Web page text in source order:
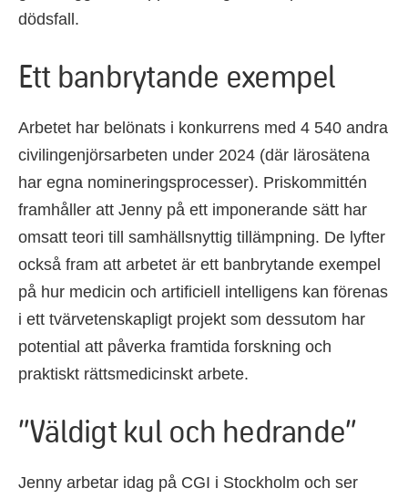
dödsfall.
Ett banbrytande exempel
Arbetet har belönats i konkurrens med 4 540 andra
civilingenjörsarbeten under 2024 (där lärosätena
har egna nomineringsprocesser). Priskommittén
framhåller att Jenny på ett imponerande sätt har
omsatt teori till samhällsnyttig tillämpning. De lyfter
också fram att arbetet är ett banbrytande exempel
på hur medicin och artificiell intelligens kan förenas
i ett tvärvetenskapligt projekt som dessutom har
potential att påverka framtida forskning och
praktiskt rättsmedicinskt arbete.
”Väldigt kul och hedrande”
Jenny arbetar idag på CGI i Stockholm och ser